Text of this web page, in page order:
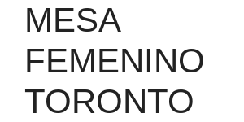
MESA
FEMENINO
TORONTO